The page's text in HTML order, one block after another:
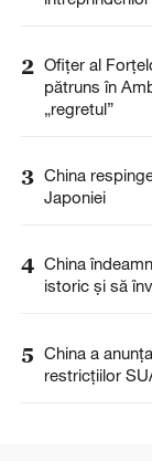
2 Ofițer al
pătruns în
„regretul”
3 China
Japoniei
4 China
istoric și să
5 China a
restricţiilor